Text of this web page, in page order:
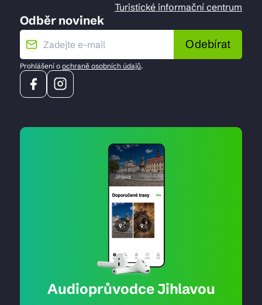
Turistické informační centrum
Odběr novinek
Odebírat
Prohlášení o ochraně osobních údajů.
Audioprůvodce Jihlavou